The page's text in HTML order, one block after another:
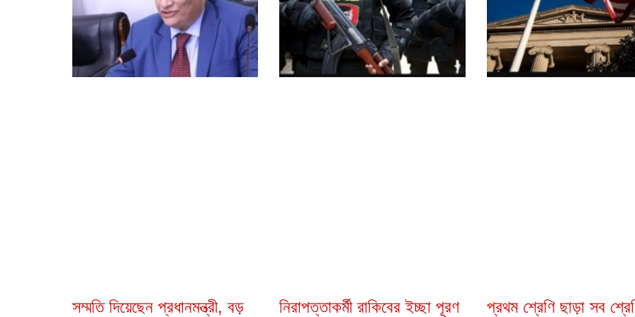
সম্মতি দিয়েছেন প্রধানমন্ত্রী, বড় নিরাপত্তাকর্মী রাকিবের ইচ্ছা পূরণ প্রথম শ্রেণি ছাড়া সব